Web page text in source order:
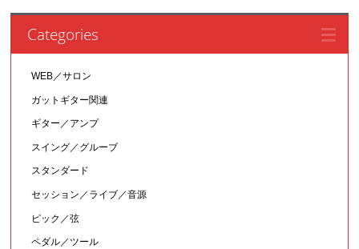
Categories
WEB／サロン
ガットギター関連
ギター／アンプ
スイング／グルーブ
スタンダード
セッション／ライブ／音源
ピック／弦
ペダル／ツール